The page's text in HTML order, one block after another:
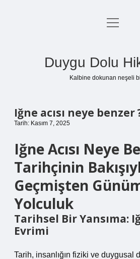
Anasayfa
menüyü
Duygu Dolu
Kalbine dokunan neşeli
Iğne acısı neye benzer
Tarih: Kasım 7, 2025
Iğne Acısı Neye
Tarihçinin
Geçmişten
Yolculuk
Tarihsel Bir Yansıma:
Evrimi
Tarih, insanlığın fiziki ve duygusal